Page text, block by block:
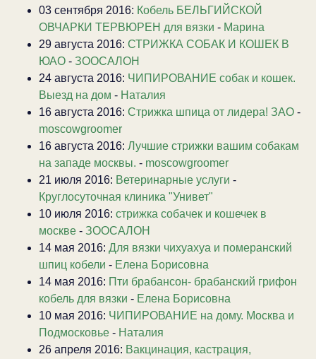
03 сентября 2016: Кобель БЕЛЬГИЙСКОЙ
ОВЧАРКИ ТЕРВЮРЕН для вязки - Марина
29 августа 2016: СТРИЖКА СОБАК И КОШЕК В
ЮАО - ЗООСАЛОН
24 августа 2016: ЧИПИРОВАНИЕ собак и кошек.
Выезд на дом - Наталия
16 августа 2016: Стрижка шпица от лидера! ЗАО -
moscowgroomer
16 августа 2016: Лучшие стрижки вашим собакам
на западе москвы. - moscowgroomer
21 июля 2016: Ветеринарные услуги -
Круглосуточная клиника "Унивет"
10 июля 2016: стрижка собачек и кошечек в
москве - ЗООСАЛОН
14 мая 2016: Для вязки чихуахуа и померанский
шпиц кобели - Елена Борисовна
14 мая 2016: Пти брабансон- брабанский грифон
кобель для вязки - Елена Борисовна
10 мая 2016: ЧИПИРОВАНИЕ на дому. Москва и
Подмосковье - Наталия
26 апреля 2016: Вакцинация, кастрация,